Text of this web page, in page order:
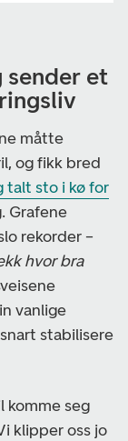
sender et
måtte
og fikk bred
talt sto i kø for
Grafene
rekorder –
hvor bra
vanlige
stabilisere
komme seg
klipper oss jo